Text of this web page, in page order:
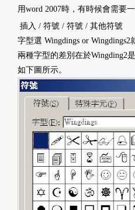
用word 2007時，有時候會需要
插入 / 符號 / 符號 / 其他符號
字型選 Wingdings or Wingdings2
兩種字型的差別在於Wingding2
如下圖所示。